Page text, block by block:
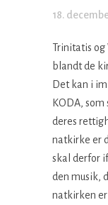
18.
Trinitatis og
blandt de
Det kan i
KODA,
deres
natkirke er
skal derfor
den musik,
natkirken er